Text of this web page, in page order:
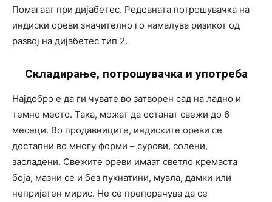
Помагаат при дијабетес. Редовната потрошувачка на
индиски ореви значително го намалува ризикот од
развој на дијабетес тип 2.
Складирање, потрошувачка и употреба
Најдобро е да ги чувате во затворен сад на ладно и
темно место. Така, можат да останат свежи до 6
месеци. Во продавниците, индиските ореви се
достапни во многу форми – сурови, солени,
засладени. Свежите ореви имаат светло кремаста
боја, мазни се и без пукнатини, мувла, дамки или
непријатен мирис. Не се препорачува да се